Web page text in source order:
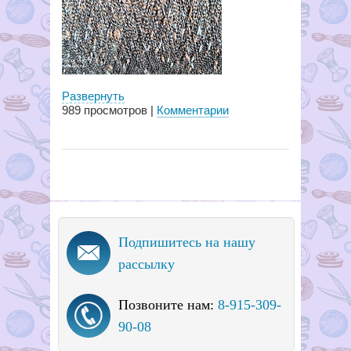
Развернуть
989 просмотров | Комментарии
Подпишитесь на нашу
рассылку
Позвоните нам: 8-915-309-
90-08